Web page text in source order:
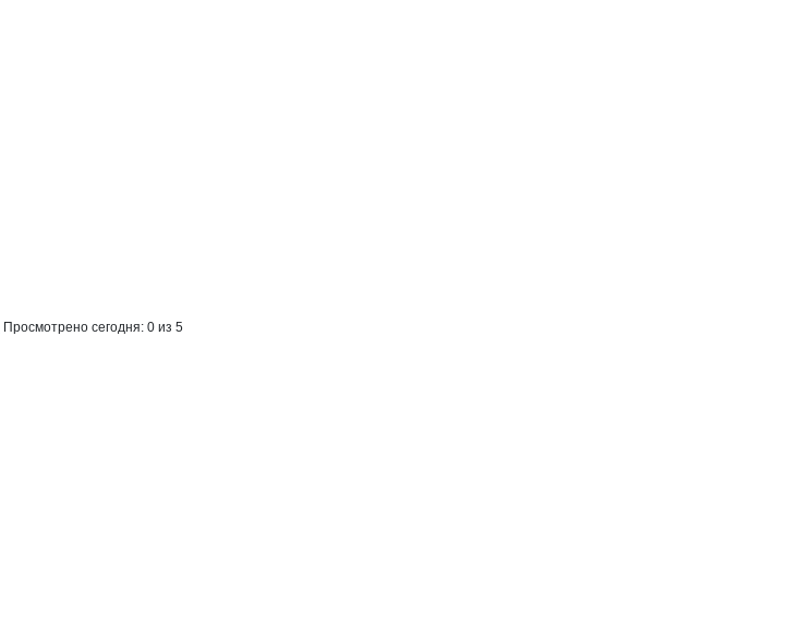
Просмотрено сегодня: 0 из 5